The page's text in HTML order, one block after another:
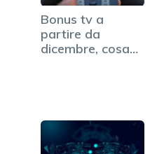
Bonus tv a
partire da
dicembre, cosa